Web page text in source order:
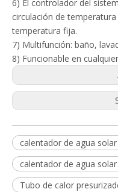
6) El controlador del
circulación de
temperatura fija.
7) Multifunción: baño,
8) Funcionable en
calentador de agua
calentador de agua
Tubo de calor